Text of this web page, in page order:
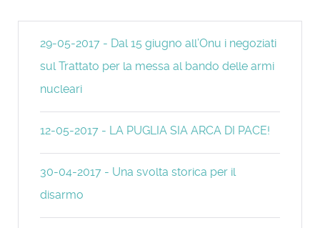
29-05-2017 - Dal 15 giugno all’Onu i negoziati
sul Trattato per la messa al bando delle armi
nucleari
12-05-2017 - LA PUGLIA SIA ARCA DI PACE!
30-04-2017 - Una svolta storica per il
disarmo